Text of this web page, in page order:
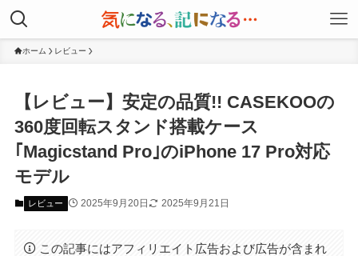
ホーム レビュー
【レビュー】安定の品質!! CASEKOOの
360度回転スタンド搭載ケース
｢Magicstand Pro｣のiPhone 17 Pro対応
モデル
レビュー 2025年9月20日 2025年9月21日
この記事にはアフィリエイト広告および広告が含まれ